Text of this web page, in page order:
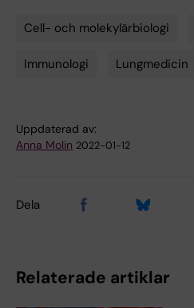
Cell- och molekylärbiologi
Immunologi Lungmedicin
Uppdaterad av:
Anna Molin 2022-01-12
Dela
Relaterade artiklar